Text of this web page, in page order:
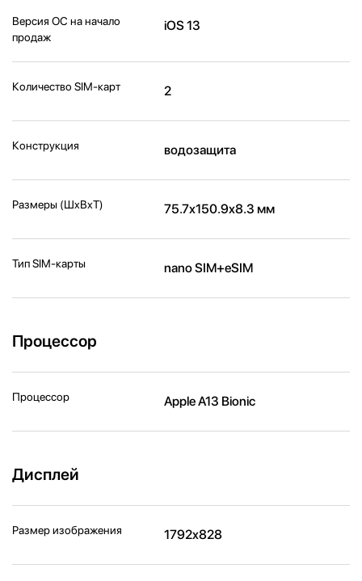
Версия ОС на начало
продаж
iOS 13
Количество SIM-карт 2
Конструкция водозащита
Размеры (ШxВxТ) 75.7x150.9x8.3 мм
Тип SIM-карты nano SIM+eSIM
Процессор
Процессор Apple A13 Bionic
Дисплей
Размер изображения 1792x828